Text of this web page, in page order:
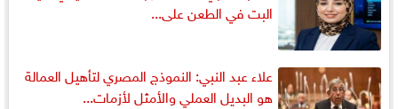
البت في الطعن على...
علاء عبد النبي: النموذج المصري لتأهيل العمالة
هو البديل العملي والأمثل لأزمات...